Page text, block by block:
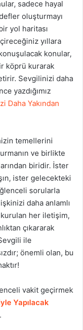
sadece hayal
oluşturmayı
yol haritası
yıllara
konular,
köprü kurarak
Sevgilinizi daha
yazdığımız
Daha Yakından
temellerini
ve birlikte
biridir. İster
ister gelecekteki
sorularla
daha anlamlı
kurulan her iletişim,
çıkararak
ile
önemli olan, bu
vakit geçirmek
Yapılacak